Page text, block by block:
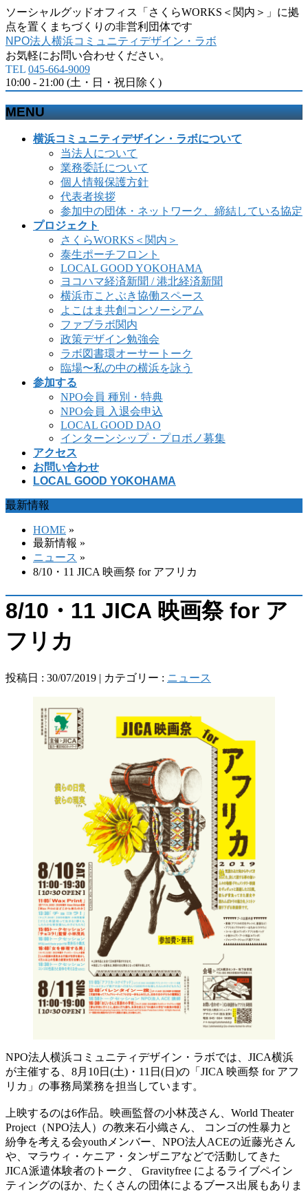
ソーシャルグッドオフィス「さくらWORKS＜関内＞」に拠
点を置くまちづくりの非営利団体です
NPO法人横浜コミュニティデザイン・ラボ
お気軽にお問い合わせください。
TEL 045-664-9009
10:00 - 21:00 (土・日・祝日除く)
MENU
横浜コミュニティデザイン・ラボについて
当法人について
業務委託について
個人情報保護方針
代表者挨拶
参加中の団体・ネットワーク、締結している協定
プロジェクト
さくらWORKS＜関内＞
泰生ポーチフロント
LOCAL GOOD YOKOHAMA
ヨコハマ経済新聞 / 港北経済新聞
横浜市ことぶき協働スペース
よこはま共創コンソーシアム
ファブラボ関内
政策デザイン勉強会
ラボ図書環オーサートーク
臨場〜私の中の横浜を詠う
参加する
NPO会員 種別・特典
NPO会員 入退会申込
LOCAL GOOD DAO
インターンシップ・プロボノ募集
アクセス
お問い合わせ
LOCAL GOOD YOKOHAMA
最新情報
HOME »
最新情報 »
ニュース »
8/10・11 JICA 映画祭 for アフリカ
8/10・11 JICA 映画祭 for ア
フリカ
投稿日 : 30/07/2019 | カテゴリー : ニュース
NPO法人横浜コミュニティデザイン・ラボでは、JICA横浜
が主催する、8月10日(土)・11日(日)の「JICA 映画祭 for アフ
リカ」の事務局業務を担当しています。
上映するのは6作品。映画監督の小林茂さん、World Theater
Project（NPO法人）​の教来石小織さん、 コンゴの性暴力と
紛争を考える会​youthメンバー、NPO法人ACEの近藤光さん
や、マラウィ・ケニア・タンザニアなどで活動してきた
JICA派遣体験者のトーク、 Gravityfree​ によるライブペイン
ティングのほか、たくさんの団体によるブース出展もありま